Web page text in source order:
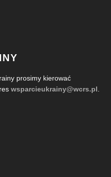
prosimy kierować
wsparcieukrainy@wcrs.pl